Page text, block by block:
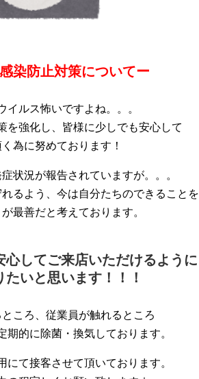
染防止対策についてー
イルス怖いですよね。。。
を強化し、皆様に少しでも安心して
為に努めております！
状況が報告されていますが。。。
るよう、今は自分たちのできることを
最善だと考えております。
心してご来店いただけるように
たいと思います！！！
ころ、従業員が触れるところ
期的に除菌・換気しております。
にて接客させて頂いております。